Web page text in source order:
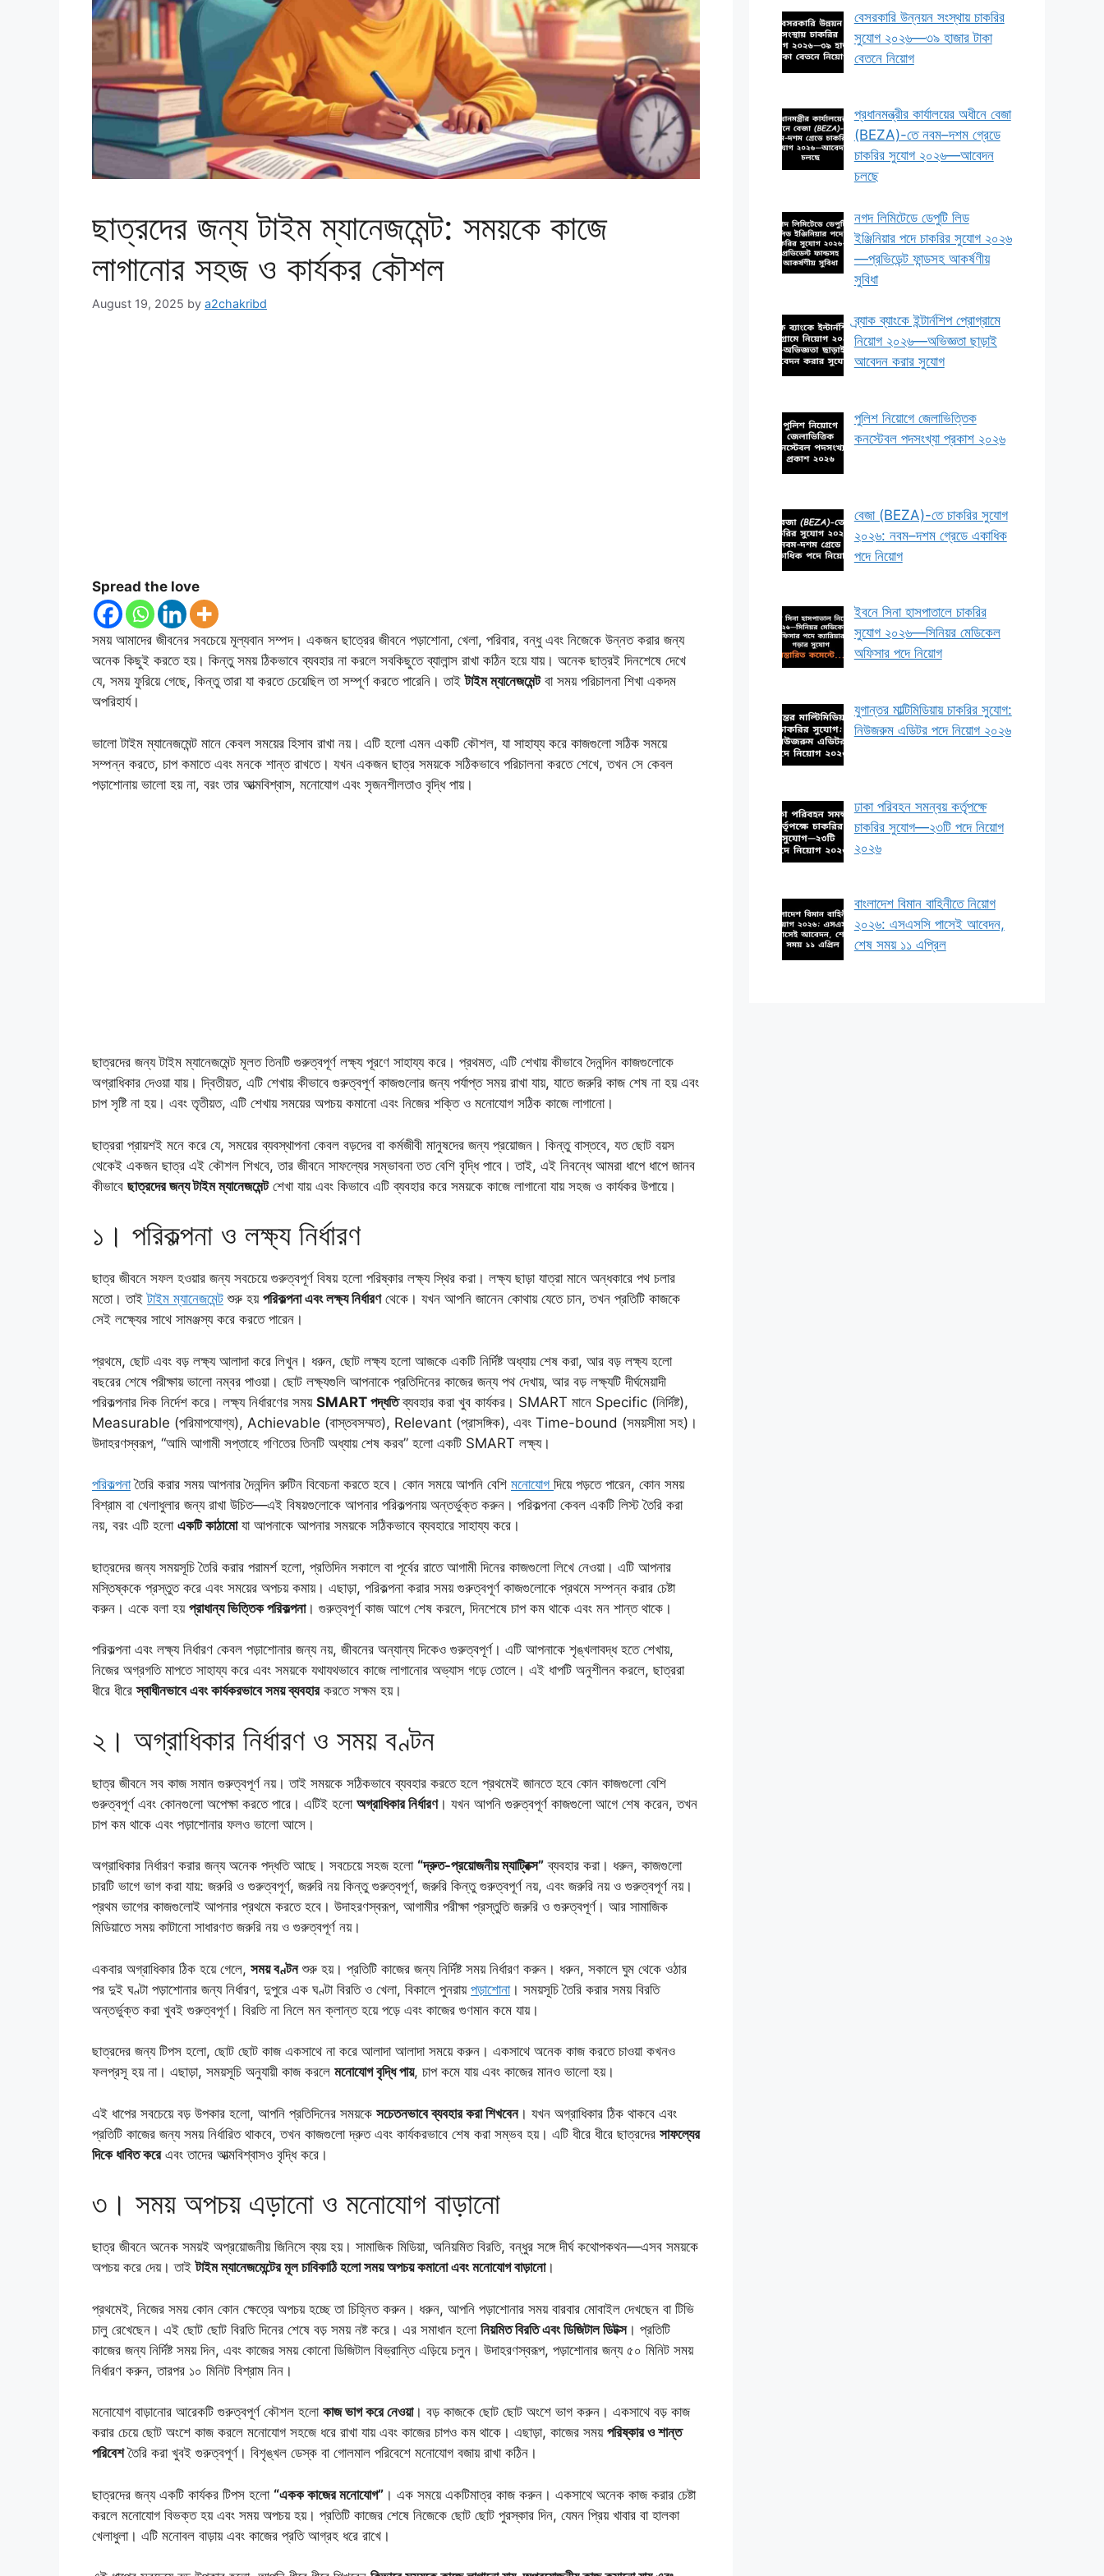
ছাত্রদের জন্য টাইম ম্যানেজমেন্ট: সময়কে কাজে
লাগানোর সহজ ও কার্যকর কৌশল
August 19, 2025 by a2chakribd
Spread the love
সময় আমাদের জীবনের সবচেয়ে মূল্যবান সম্পদ। একজন ছাত্রের জীবনে পড়াশোনা, খেলা, পরিবার, বন্ধু এবং নিজেকে উন্নত করার জন্য
অনেক কিছুই করতে হয়। কিন্তু সময় ঠিকভাবে ব্যবহার না করলে সবকিছুতে ব্যালান্স রাখা কঠিন হয়ে যায়। অনেক ছাত্রই দিনশেষে দেখে
যে, সময় ফুরিয়ে গেছে, কিন্তু তারা যা করতে চেয়েছিল তা সম্পূর্ণ করতে পারেনি। তাইটাইম ম্যানেজমেন্টবা সময় পরিচালনা শিখা একদম
অপরিহার্য।
ভালো টাইম ম্যানেজমেন্ট মানে কেবল সময়ের হিসাব রাখা নয়। এটি হলো এমন একটি কৌশল, যা সাহায্য করে কাজগুলো সঠিক সময়ে
সম্পন্ন করতে, চাপ কমাতে এবং মনকে শান্ত রাখতে। যখন একজন ছাত্র সময়কে সঠিকভাবে পরিচালনা করতে শেখে, তখন সে কেবল
পড়াশোনায় ভালো হয় না, বরং তার আত্মবিশ্বাস, মনোযোগ এবং সৃজনশীলতাও বৃদ্ধি পায়।
ছাত্রদের জন্য টাইম ম্যানেজমেন্ট মূলত তিনটি গুরুত্বপূর্ণ লক্ষ্য পূরণে সাহায্য করে। প্রথমত, এটি শেখায় কীভাবে দৈনন্দিন কাজগুলোকে
অগ্রাধিকার দেওয়া যায়। দ্বিতীয়ত, এটি শেখায় কীভাবে গুরুত্বপূর্ণ কাজগুলোর জন্য পর্যাপ্ত সময় রাখা যায়, যাতে জরুরি কাজ শেষ না হয় এবং
চাপ সৃষ্টি না হয়। এবং তৃতীয়ত, এটি শেখায় সময়ের অপচয় কমানো এবং নিজের শক্তি ও মনোযোগ সঠিক কাজে লাগানো।
ছাত্ররা প্রায়শই মনে করে যে, সময়ের ব্যবস্থাপনা কেবল বড়দের বা কর্মজীবী মানুষদের জন্য প্রয়োজন। কিন্তু বাস্তবে, যত ছোট বয়স
থেকেই একজন ছাত্র এই কৌশল শিখবে, তার জীবনে সাফল্যের সম্ভাবনা তত বেশি বৃদ্ধি পাবে। তাই, এই নিবন্ধে আমরা ধাপে ধাপে জানব
কীভাবে ছাত্রদের জন্য টাইম ম্যানেজমেন্টশেখা যায় এবং কিভাবে এটি ব্যবহার করে সময়কে কাজে লাগানো যায় সহজ ও কার্যকর উপায়ে।
১। পরিকল্পনা ও লক্ষ্য নির্ধারণ
ছাত্র জীবনে সফল হওয়ার জন্য সবচেয়ে গুরুত্বপূর্ণ বিষয় হলো পরিষ্কার লক্ষ্য স্থির করা। লক্ষ্য ছাড়া যাত্রা মানে অন্ধকারে পথ চলার
মতো। তাইটাইম ম্যানেজমেন্ট শুরু হয় পরিকল্পনা এবং লক্ষ্য নির্ধারণথেকে। যখন আপনি জানেন কোথায় যেতে চান, তখন প্রতিটি কাজকে
সেই লক্ষ্যের সাথে সামঞ্জস্য করে করতে পারেন।
প্রথমে, ছোট এবং বড় লক্ষ্য আলাদা করে লিখুন। ধরুন, ছোট লক্ষ্য হলো আজকে একটি নির্দিষ্ট অধ্যায় শেষ করা, আর বড় লক্ষ্য হলো
বছরের শেষে পরীক্ষায় ভালো নম্বর পাওয়া। ছোট লক্ষ্যগুলি আপনাকে প্রতিদিনের কাজের জন্য পথ দেখায়, আর বড় লক্ষ্যটি দীর্ঘমেয়াদী
পরিকল্পনার দিক নির্দেশ করে। লক্ষ্য নির্ধারণের সময় SMART পদ্ধতিব্যবহার করা খুব কার্যকর। SMART মানে Specific (নির্দিষ্ট),
Measurable (পরিমাপযোগ্য), Achievable (বাস্তবসম্মত), Relevant (প্রাসঙ্গিক), এবং Time-bound (সময়সীমা সহ)।
উদাহরণস্বরূপ, “আমি আগামী সপ্তাহে গণিতের তিনটি অধ্যায় শেষ করব” হলো একটি SMART লক্ষ্য।
পরিকল্পনাতৈরি করার সময় আপনার দৈনন্দিন রুটিন বিবেচনা করতে হবে। কোন সময়ে আপনি বেশি মনোযোগ দিয়ে পড়তে পারেন, কোন সময়
বিশ্রাম বা খেলাধুলার জন্য রাখা উচিত—এই বিষয়গুলোকে আপনার পরিকল্পনায় অন্তর্ভুক্ত করুন। পরিকল্পনা কেবল একটি লিস্ট তৈরি করা
নয়, বরং এটি হলো একটি কাঠামোযা আপনাকে আপনার সময়কে সঠিকভাবে ব্যবহারে সাহায্য করে।
ছাত্রদের জন্য সময়সূচি তৈরি করার পরামর্শ হলো, প্রতিদিন সকালে বা পূর্বের রাতে আগামী দিনের কাজগুলো লিখে নেওয়া। এটি আপনার
মস্তিষ্ককে প্রস্তুত করে এবং সময়ের অপচয় কমায়। এছাড়া, পরিকল্পনা করার সময় গুরুত্বপূর্ণ কাজগুলোকে প্রথমে সম্পন্ন করার চেষ্টা
করুন। একে বলা হয় প্রাধান্য ভিত্তিক পরিকল্পনা। গুরুত্বপূর্ণ কাজ আগে শেষ করলে, দিনশেষে চাপ কম থাকে এবং মন শান্ত থাকে।
পরিকল্পনা এবং লক্ষ্য নির্ধারণ কেবল পড়াশোনার জন্য নয়, জীবনের অন্যান্য দিকেও গুরুত্বপূর্ণ। এটি আপনাকে শৃঙ্খলাবদ্ধ হতে শেখায়,
নিজের অগ্রগতি মাপতে সাহায্য করে এবং সময়কে যথাযথভাবে কাজে লাগানোর অভ্যাস গড়ে তোলে। এই ধাপটি অনুশীলন করলে, ছাত্ররা
ধীরে ধীরেস্বাধীনভাবে এবং কার্যকরভাবে সময় ব্যবহারকরতে সক্ষম হয়।
২। অগ্রাধিকার নির্ধারণ ও সময় বণ্টন
ছাত্র জীবনে সব কাজ সমান গুরুত্বপূর্ণ নয়। তাই সময়কে সঠিকভাবে ব্যবহার করতে হলে প্রথমেই জানতে হবে কোন কাজগুলো বেশি
গুরুত্বপূর্ণ এবং কোনগুলো অপেক্ষা করতে পারে। এটিই হলো অগ্রাধিকার নির্ধারণ। যখন আপনি গুরুত্বপূর্ণ কাজগুলো আগে শেষ করেন, তখন
চাপ কম থাকে এবং পড়াশোনার ফলও ভালো আসে।
অগ্রাধিকার নির্ধারণ করার জন্য অনেক পদ্ধতি আছে। সবচেয়ে সহজ হলো “দ্রুত-প্রয়োজনীয় ম্যাট্রিক্স” ব্যবহার করা। ধরুন, কাজগুলো
চারটি ভাগে ভাগ করা যায়: জরুরি ও গুরুত্বপূর্ণ, জরুরি নয় কিন্তু গুরুত্বপূর্ণ, জরুরি কিন্তু গুরুত্বপূর্ণ নয়, এবং জরুরি নয় ও গুরুত্বপূর্ণ নয়।
প্রথম ভাগের কাজগুলোই আপনার প্রথমে করতে হবে। উদাহরণস্বরূপ, আগামীর পরীক্ষা প্রস্তুতি জরুরি ও গুরুত্বপূর্ণ। আর সামাজিক
মিডিয়াতে সময় কাটানো সাধারণত জরুরি নয় ও গুরুত্বপূর্ণ নয়।
একবার অগ্রাধিকার ঠিক হয়ে গেলে, সময় বণ্টনশুরু হয়। প্রতিটি কাজের জন্য নির্দিষ্ট সময় নির্ধারণ করুন। ধরুন, সকালে ঘুম থেকে ওঠার
পর দুই ঘণ্টা পড়াশোনার জন্য নির্ধারণ, দুপুরে এক ঘণ্টা বিরতি ও খেলা, বিকালে পুনরায় পড়াশোনা। সময়সূচি তৈরি করার সময় বিরতি
অন্তর্ভুক্ত করা খুবই গুরুত্বপূর্ণ। বিরতি না নিলে মন ক্লান্ত হয়ে পড়ে এবং কাজের গুণমান কমে যায়।
ছাত্রদের জন্য টিপস হলো, ছোট ছোট কাজ একসাথে না করে আলাদা আলাদা সময়ে করুন। একসাথে অনেক কাজ করতে চাওয়া কখনও
ফলপ্রসূ হয় না। এছাড়া, সময়সূচি অনুযায়ী কাজ করলে মনোযোগ বৃদ্ধি পায়, চাপ কমে যায় এবং কাজের মানও ভালো হয়।
এই ধাপের সবচেয়ে বড় উপকার হলো, আপনি প্রতিদিনের সময়কে সচেতনভাবে ব্যবহার করা শিখবেন। যখন অগ্রাধিকার ঠিক থাকবে এবং
প্রতিটি কাজের জন্য সময় নির্ধারিত থাকবে, তখন কাজগুলো দ্রুত এবং কার্যকরভাবে শেষ করা সম্ভব হয়। এটি ধীরে ধীরে ছাত্রদের সাফল্যের
দিকে ধাবিত করেএবং তাদের আত্মবিশ্বাসও বৃদ্ধি করে।
৩। সময় অপচয় এড়ানো ও মনোযোগ বাড়ানো
ছাত্র জীবনে অনেক সময়ই অপ্রয়োজনীয় জিনিসে ব্যয় হয়। সামাজিক মিডিয়া, অনিয়মিত বিরতি, বন্ধুর সঙ্গে দীর্ঘ কথোপকথন—এসব সময়কে
অপচয় করে দেয়। তাইটাইম ম্যানেজমেন্টের মূল চাবিকাঠি হলো সময় অপচয় কমানো এবং মনোযোগ বাড়ানো।
প্রথমেই, নিজের সময় কোন কোন ক্ষেত্রে অপচয় হচ্ছে তা চিহ্নিত করুন। ধরুন, আপনি পড়াশোনার সময় বারবার মোবাইল দেখছেন বা টিভি
চালু রেখেছেন। এই ছোট ছোট বিরতি দিনের শেষে বড় সময় নষ্ট করে। এর সমাধান হলো নিয়মিত বিরতি এবং ডিজিটাল ডিটক্স। প্রতিটি
কাজের জন্য নির্দিষ্ট সময় দিন, এবং কাজের সময় কোনো ডিজিটাল বিভ্রান্তি এড়িয়ে চলুন। উদাহরণস্বরূপ, পড়াশোনার জন্য ৫০ মিনিট সময়
নির্ধারণ করুন, তারপর ১০ মিনিট বিশ্রাম নিন।
মনোযোগ বাড়ানোর আরেকটি গুরুত্বপূর্ণ কৌশল হলো কাজ ভাগ করে নেওয়া। বড় কাজকে ছোট ছোট অংশে ভাগ করুন। একসাথে বড় কাজ
করার চেয়ে ছোট অংশে কাজ করলে মনোযোগ সহজে ধরে রাখা যায় এবং কাজের চাপও কম থাকে। এছাড়া, কাজের সময় পরিষ্কার ও শান্ত
পরিবেশতৈরি করা খুবই গুরুত্বপূর্ণ। বিশৃঙ্খল ডেস্ক বা গোলমাল পরিবেশে মনোযোগ বজায় রাখা কঠিন।
ছাত্রদের জন্য একটি কার্যকর টিপস হলো “একক কাজের মনোযোগ” । এক সময়ে একটিমাত্র কাজ করুন। একসাথে অনেক কাজ করার চেষ্টা
করলে মনোযোগ বিভক্ত হয় এবং সময় অপচয় হয়। প্রতিটি কাজের শেষে নিজেকে ছোট ছোট পুরস্কার দিন, যেমন প্রিয় খাবার বা হালকা
খেলাধুলা। এটি মনোবল বাড়ায় এবং কাজের প্রতি আগ্রহ ধরে রাখে।
বেসরকারি উন্নয়ন সংস্থায় চাকরির
সুযোগ ২০২৬—৩৯ হাজার টাকা
বেতনে নিয়োগ
প্রধানমন্ত্রীর কার্যালয়ের অধীনে বেজা
(BEZA)-তে নবম–দশম গ্রেডে
চাকরির সুযোগ ২০২৬—আবেদন
চলছে
নগদ লিমিটেডে ডেপুটি লিড
ইঞ্জিনিয়ার পদে চাকরির সুযোগ ২০২৬
—প্রভিডেন্ট ফান্ডসহ আকর্ষণীয়
সুবিধা
ব্র্যাক ব্যাংকে ইন্টার্নশিপ প্রোগ্রামে
নিয়োগ ২০২৬—অভিজ্ঞতা ছাড়াই
আবেদন করার সুযোগ
পুলিশ নিয়োগে জেলাভিত্তিক
কনস্টেবল পদসংখ্যা প্রকাশ ২০২৬
বেজা (BEZA)-তে চাকরির সুযোগ
২০২৬: নবম–দশম গ্রেডে একাধিক
পদে নিয়োগ
ইবনে সিনা হাসপাতালে চাকরির
সুযোগ ২০২৬—সিনিয়র মেডিকেল
অফিসার পদে নিয়োগ
যুগান্তর মাল্টিমিডিয়ায় চাকরির সুযোগ:
নিউজরুম এডিটর পদে নিয়োগ ২০২৬
ঢাকা পরিবহন সমন্বয় কর্তৃপক্ষে
চাকরির সুযোগ—২৩টি পদে নিয়োগ
২০২৬
বাংলাদেশ বিমান বাহিনীতে নিয়োগ
২০২৬: এসএসসি পাসেই আবেদন,
শেষ সময় ১১ এপ্রিল